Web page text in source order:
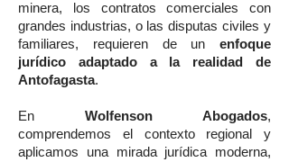
minera, los contratos comerciales con
grandes industrias, o las disputas civiles y
familiares, requieren de un enfoque
jurídico adaptado a la realidad de
Antofagasta.
En Wolfenson Abogados,
comprendemos el contexto regional y
aplicamos una mirada jurídica moderna,